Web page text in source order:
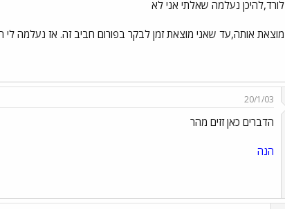
לורד,להיכן נעלמה שאלתי אני לא
מוצאת אותה,עד שאני מוצאת זמן לבקר בפורום חביב זה. אז נעלמה לי
20/1/03
הדברים כאן זזים מהר
הנה